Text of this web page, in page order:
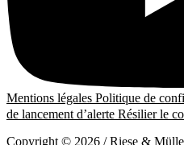
Mentions légales Politique de
de lancement d’alerte Résilier le
Copyright © 2026 / Riese &